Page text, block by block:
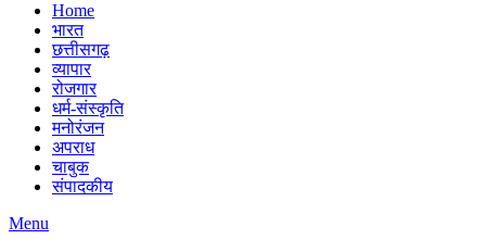
Home
भारत
छत्तीसगढ़
व्यापार
रोजगार
धर्म-संस्कृति
मनोरंजन
अपराध
चाबुक
संपादकीय
Menu